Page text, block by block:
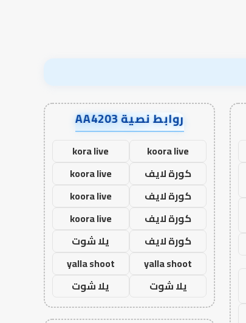
روابط نصية AA4203
koora live
kora live
كورة لايف
koora live
كورة لايف
koora live
كورة لايف
koora live
كورة لايف
يلا شوت
yalla shoot
yalla shoot
يلا شوت
يلا شوت